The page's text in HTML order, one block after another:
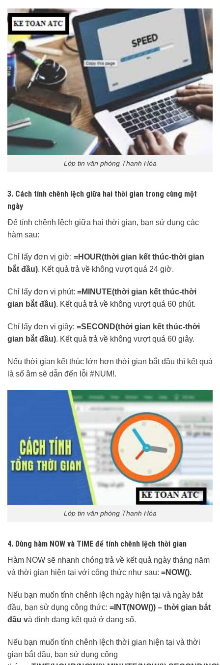
Lớp tin văn phòng Thanh Hóa
3. Cách tính chênh lệch giữa hai thời gian trong cùng một
ngày
Để tính chênh lệch giữa hai thời gian, bạn sử dụng các
hàm sau:
Chỉ lấy đơn vị giờ: =HOUR(thời gian kết thúc-thời gian
bắt đầu). Kết quả trả về không vượt quá 24 giờ.
Chỉ lấy đơn vị phút: =MINUTE(thời gian kết thúc-thời
gian bắt đầu). Kết quả trả về không vượt quá 60 phút.
Chỉ lấy đơn vị giây: =SECOND(thời gian kết thúc-thời
gian bắt đầu). Kết quả trả về không vượt quá 60 giây.
Nếu thời gian kết thúc lớn hơn thời gian bắt đầu thì kết quả
là số âm sẽ dẫn đến lỗi #NUM!.
Lớp tin văn phòng Thanh Hóa
4. Dùng hàm NOW và TIME để tính chênh lệch thời gian
Hàm NOW sẽ nhanh chóng trả về kết quả ngày tháng năm
và thời gian hiện tại với công thức như sau: =NOW().
Nếu bạn muốn tính chênh lệch ngày hiện tại và ngày bắt
đầu, bạn sử dụng công thức: =INT(NOW()) – thời gian bắt
đầu và định dạng kết quả ở dạng số.
Nếu bạn muốn tính chênh lệch thời gian hiện tại và thời
gian bắt đầu, bạn sử dụng công